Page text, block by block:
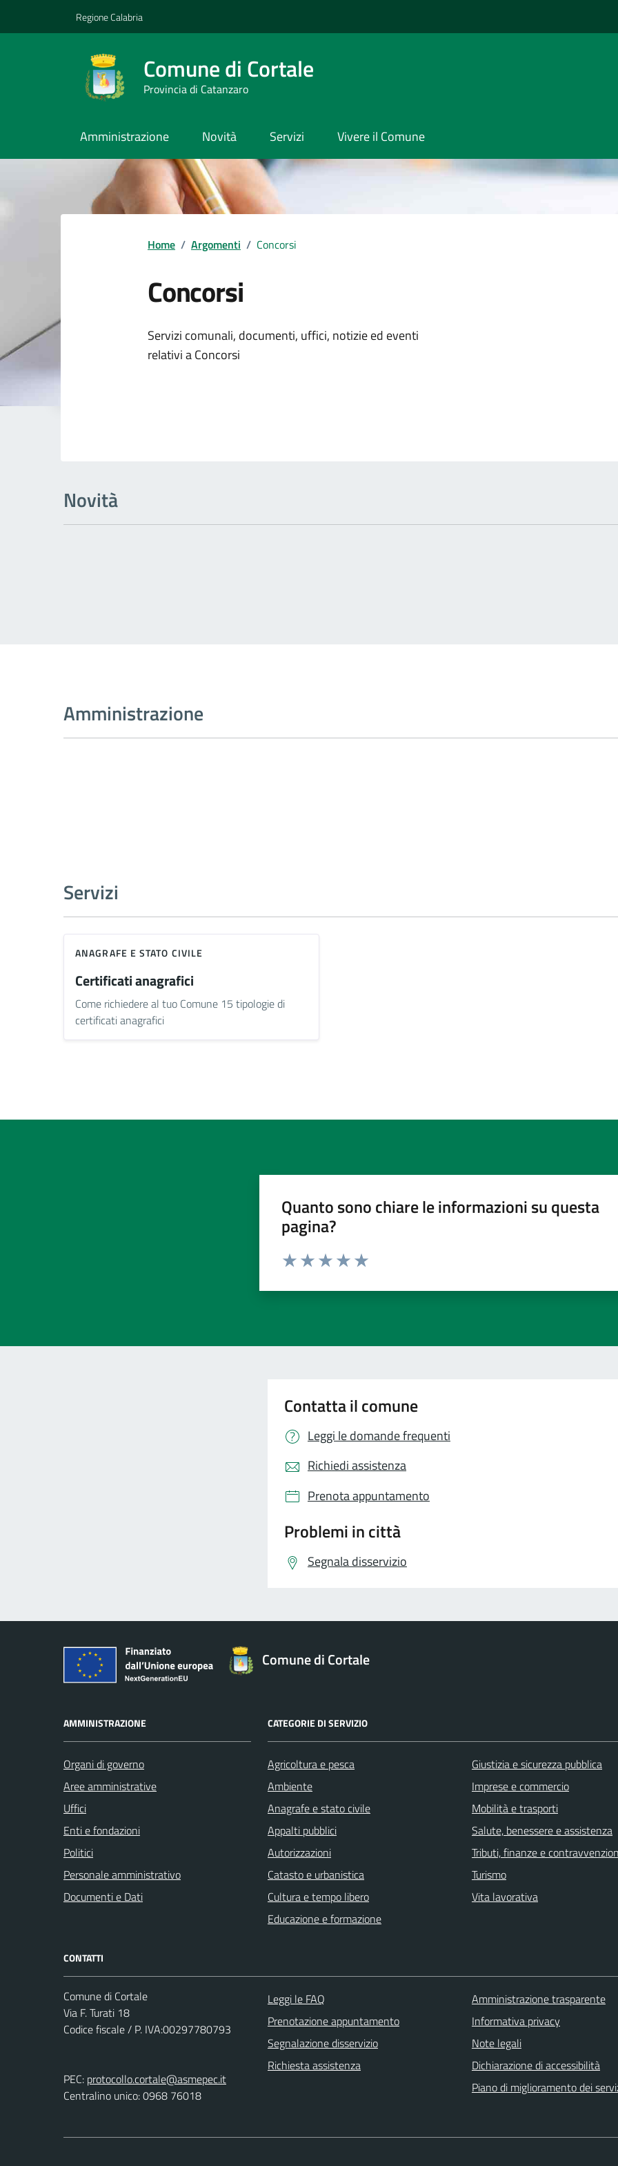
Regione Calabria
Comune di Cortale
Provincia di Catanzaro
Amministrazione Novità Servizi Vivere il Comune
Home / Argomenti / Concorsi
Concorsi
Dettagli dell'argomento
Servizi comunali, documenti, uffici, notizie ed eventi
relativi a Concorsi
Novità
Amministrazione
Servizi
ANAGRAFE E STATO CIVILE
Certificati anagrafici
Come richiedere al tuo Comune 15 tipologie di
certificati anagrafici
Quanto sono chiare le informazioni su questa
pagina?
Contatta il comune
Leggi le domande frequenti
Richiedi assistenza
Prenota appuntamento
Problemi in città
Segnala disservizio
Comune di Cortale
AMMINISTRAZIONE
Organi di governo
Aree amministrative
Uffici
Enti e fondazioni
Politici
Personale amministrativo
Documenti e Dati
CATEGORIE DI SERVIZIO
Agricoltura e pesca
Ambiente
Anagrafe e stato civile
Appalti pubblici
Autorizzazioni
Catasto e urbanistica
Cultura e tempo libero
Educazione e formazione
Giustizia e sicurezza pubblica
Imprese e commercio
Mobilità e trasporti
Salute, benessere e assistenza
Tributi, finanze e
Turismo
Vita lavorativa
CONTATTI
Comune di Cortale
Via F. Turati 18
Codice fiscale / P. IVA:00297780793
PEC: protocollo.cortale@asmepec.it
Centralino unico: 0968 76018
Leggi le FAQ
Prenotazione appuntamento
Segnalazione disservizio
Richiesta assistenza
Amministrazione trasparente
Informativa privacy
Note legali
Dichiarazione di accessibilità
Piano di miglioramento dei